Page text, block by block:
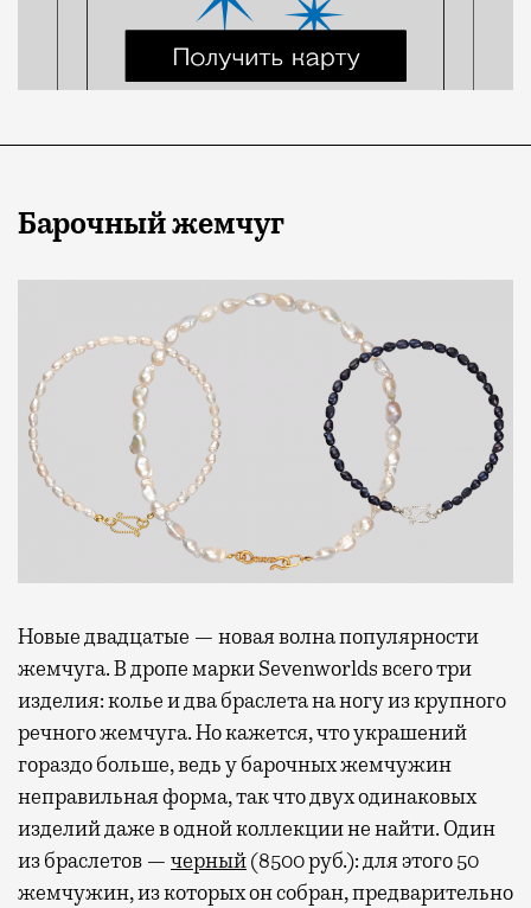
Барочный жемчуг
Новые двадцатые — новая волна популярности
жемчуга. В дропе марки Sevenworlds всего три
изделия: колье и два браслета на ногу из крупного
речного жемчуга. Но кажется, что украшений
гораздо больше, ведь у барочных жемчужин
неправильная форма, так что двух одинаковых
изделий даже в одной коллекции не найти. Один
из браслетов — черный(8500 руб.): для этого 50
жемчужин, из которых он собран, предварительно